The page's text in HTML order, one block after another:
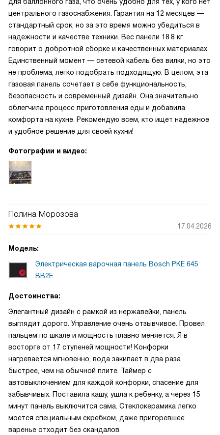
центрального газоснабжения. Гарантия на 12 месяцев —
стандартный срок, но за это время можно убедиться в
надежности и качестве техники. Вес панели 18.8 кг
говорит о добротной сборке и качественных материалах.
Единственный момент — сетевой кабель без вилки, но это
не проблема, легко подобрать подходящую. В целом, эта
газовая панель сочетает в себе функциональность,
безопасность и современный дизайн. Она значительно
облегчила процесс приготовления еды и добавила
комфорта на кухне. Рекомендую всем, кто ищет надежное
и удобное решение для своей кухни!
Фотографии и видео:
Полина Морозова
17.04.2026
Модель:
Электрическая варочная панель Bosch PKE 645
BB2E
Достоинства:
Элегантный дизайн с рамкой из нержавейки, панель
выглядит дорого. Управление очень отзывчивое. Провел
пальцем по шкале и мощность плавно меняется. Я в
восторге от 17 ступеней мощности! Конфорки
нагревается мгновенно, вода закипает в два раза
быстрее, чем на обычной плите. Таймер с
автовыключением для каждой конфорки, спасение для
забывчивых. Поставила кашу, ушла к ребенку, а через 15
минут панель выключится сама. Стеклокерамика легко
моется специальным скребком, даже пригоревшее
варенье отходит без скандалов.